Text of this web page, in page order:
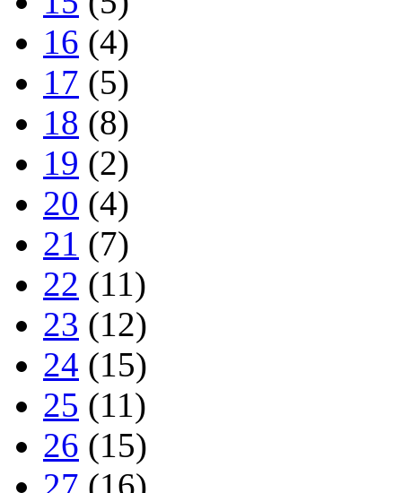
16 (4)
17 (5)
18 (8)
19 (2)
20 (4)
21 (7)
22 (11)
23 (12)
24 (15)
25 (11)
26 (15)
27 (16)